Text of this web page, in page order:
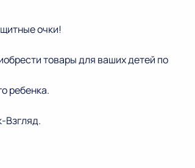
очки!
товары для ваших детей по
ребенка.
Взгляд.